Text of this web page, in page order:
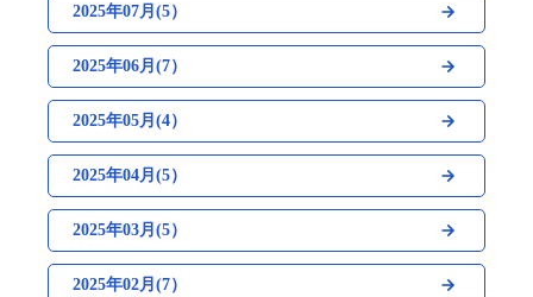
2025年07月(5）
2025年06月(7）
2025年05月(4）
2025年04月(5）
2025年03月(5）
2025年02月(7）